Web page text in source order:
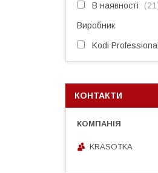
В наявності 21
Виробник
Kodi Professional
КОНТАКТИ
KRASOTKA